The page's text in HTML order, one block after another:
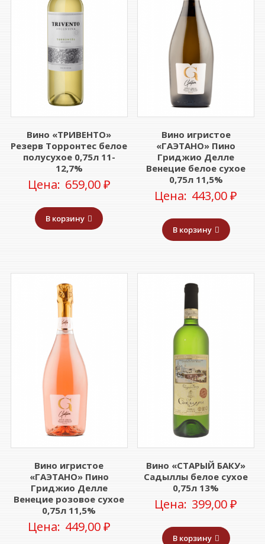
Вино «ТРИВЕНТО»
Резерв Торронтес белое
полусухое 0,75л 11-
12,7%
Цена: 659,00₽
В корзину
Вино игристое
«ГАЭТАНО» Пино
Гриджио Делле
Венецие белое сухое
0,75л 11,5%
Цена: 443,00₽
В корзину
Вино игристое
«ГАЭТАНО» Пино
Гриджио Делле
Венецие розовое сухое
0,75л 11,5%
Цена: 449,00₽
Вино «СТАРЫЙ БАКУ»
Садыллы белое сухое
0,75л 13%
Цена: 399,00₽
В корзину